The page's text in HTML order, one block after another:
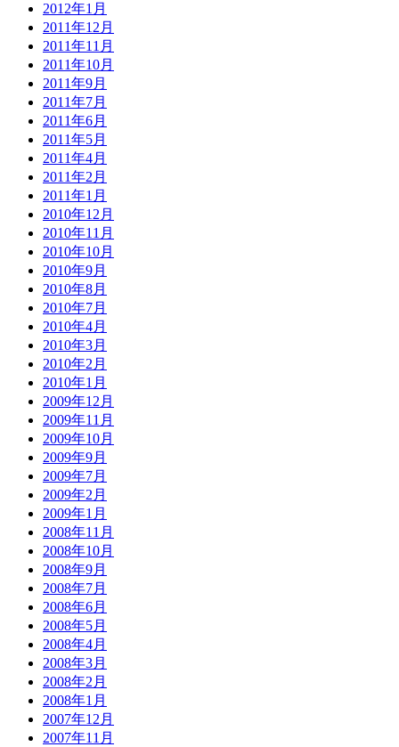
2012年1月
2011年12月
2011年11月
2011年10月
2011年9月
2011年7月
2011年6月
2011年5月
2011年4月
2011年2月
2011年1月
2010年12月
2010年11月
2010年10月
2010年9月
2010年8月
2010年7月
2010年4月
2010年3月
2010年2月
2010年1月
2009年12月
2009年11月
2009年10月
2009年9月
2009年7月
2009年2月
2009年1月
2008年11月
2008年10月
2008年9月
2008年7月
2008年6月
2008年5月
2008年4月
2008年3月
2008年2月
2008年1月
2007年12月
2007年11月